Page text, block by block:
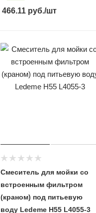
466.11 руб./шт
Смеситель для мойки со
встроенным фильтром
(краном) под питьевую
воду Ledeme H55 L4055-3